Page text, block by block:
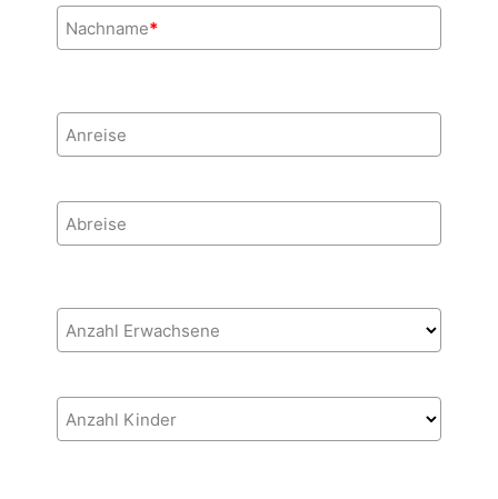
Nachname*
Anreise
Abreise
Anzahl Erwachsene
Anzahl Kinder